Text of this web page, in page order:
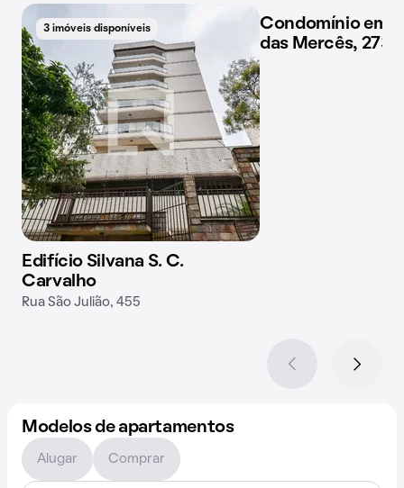
3 imóveis disponíveis
Edifício Silvana S. C.
Carvalho
Rua São Julião, 455
Condomínio em
das Mercês, 273
Modelos de apartamentos
Alugar Comprar